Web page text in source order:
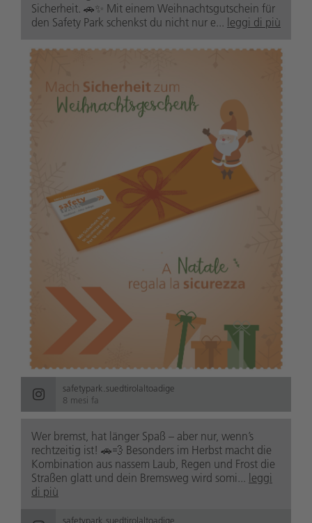
Sicherheit. 🚗✨ Mit einem Weihnachtsgutschein für
den Safety Park schenkst du nicht nur e... leggi di più
safetypark.suedtirolaltoadige
8 mesi fa
Wer bremst, hat länger Spaß – aber nur, wenn’s
rechtzeitig ist! 🚗💨 Besonders im Herbst macht die
Kombination aus nassem Laub, Regen und Frost die
Straßen glatt und dein Bremsweg wird somi... leggi
di più
safetypark.suedtirolaltoadige